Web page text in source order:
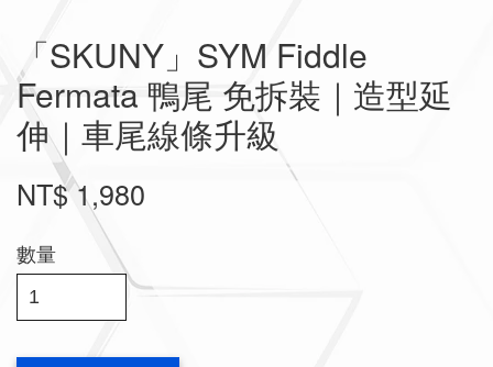
「SKUNY」SYM Fiddle
Fermata 鴨尾 免拆裝｜造型延
伸｜車尾線條升級
NT$ 1,980
數量